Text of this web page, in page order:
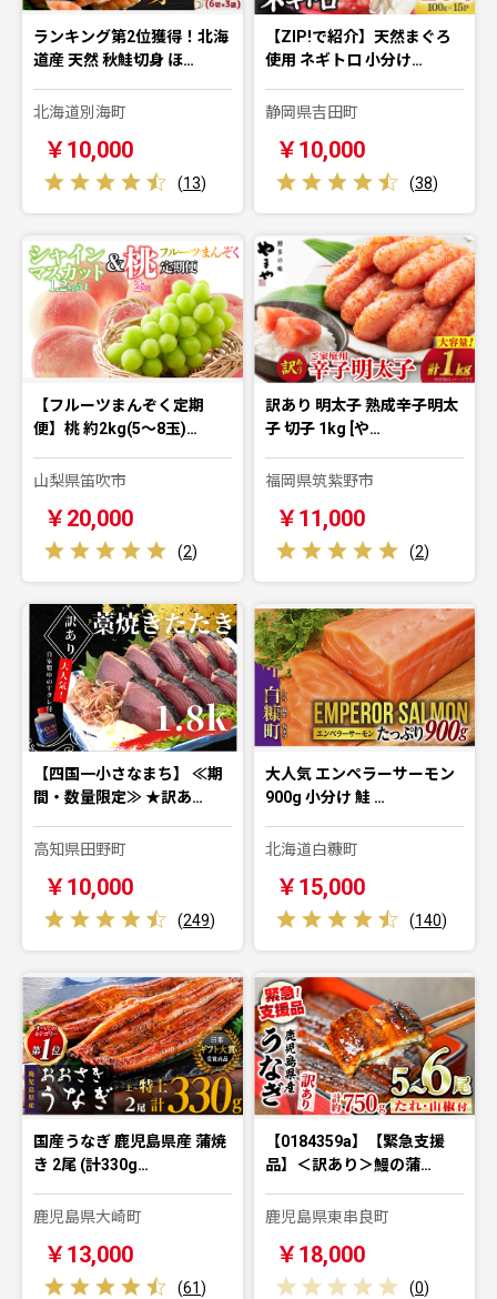
ランキング第2位獲得！北海
道産 天然 秋鮭切身 ほ…
北海道別海町
￥10,000
(13)
【ZIP!で紹介】天然まぐろ
使用 ネギトロ 小分け…
静岡県吉田町
￥10,000
(38)
【フルーツまんぞく定期
便】桃 約2kg(5～8玉)…
山梨県笛吹市
￥20,000
(2)
訳あり 明太子 熟成辛子明太
子 切子 1kg [や…
福岡県筑紫野市
￥11,000
(2)
【四国一小さなまち】 ≪期
間・数量限定≫ ★訳あ…
高知県田野町
￥10,000
(249)
大人気 エンペラーサーモン
900g 小分け 鮭 …
北海道白糠町
￥15,000
(140)
国産うなぎ 鹿児島県産 蒲焼
き 2尾 (計330g…
鹿児島県大崎町
￥13,000
(61)
【0184359a】【緊急支援
品】＜訳あり＞鰻の蒲…
鹿児島県東串良町
￥18,000
(0)